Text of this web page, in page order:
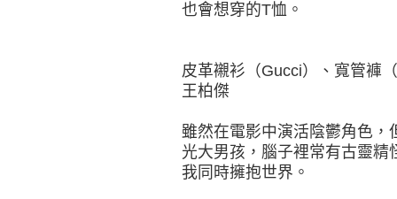
也會想穿的T恤。
皮革襯衫（Gucci）、寬管褲
王柏傑
雖然在電影中演活陰鬱角色，
光大男孩，腦子裡常有古靈
我同時擁抱世界。